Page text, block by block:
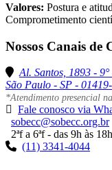
Valores: Postura e
Comprometimento
Nossos Canais de
Al. Santos, 1893 -
São Paulo - SP -
*Atendimento presencial
Fale conosco via
sobecc@sobecc.org.br
2ªf a 6ªf - das 9h às 18h
(11) 3341-4044